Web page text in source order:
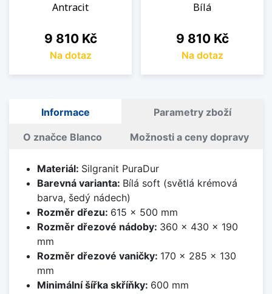
Antracit
Cena
9 810 Kč
Na dotaz
Bílá
Cena
9 810 Kč
Na dotaz
Informace Parametry zboží
O značce Blanco Možnosti a ceny dopravy
Materiál: Silgranit PuraDur
Barevná varianta: Bílá soft (světlá krémová
barva, šedý nádech)
Rozměr dřezu: 615 x 500 mm
Rozměr dřezové nádoby: 360 x 430 x 190
mm
Rozměr dřezové vaničky: 170 x 285 x 130
mm
Minimální šířka skříňky: 600 mm